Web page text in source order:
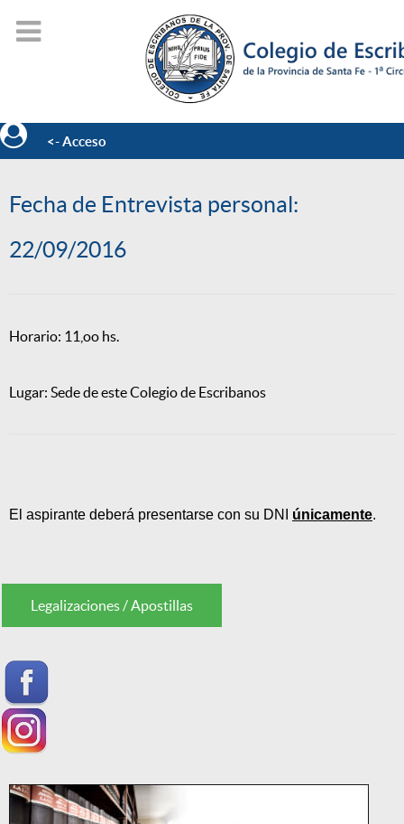
<- Acceso
Fecha de Entrevista personal:
22/09/2016
Horario: 11,oo hs.
Lugar: Sede de este Colegio de Escribanos
El aspirante deberá presentarse con su DNI únicamente.